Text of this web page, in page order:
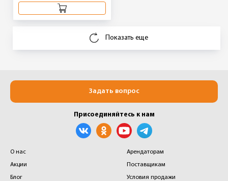
Показать еще
О нас
Акции
Блог
Арендаторам
Поставщикам
Условия продажи
Задать вопрос
Присоединяйтесь к нам